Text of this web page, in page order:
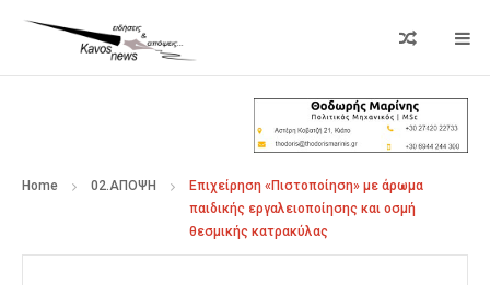
Home 02.ΑΠΟΨΗ
Επιχείρηση «Πιστοποίηση» με άρωμα
παιδικής εργαλειοποίησης και οσμή
θεσμικής κατρακύλας